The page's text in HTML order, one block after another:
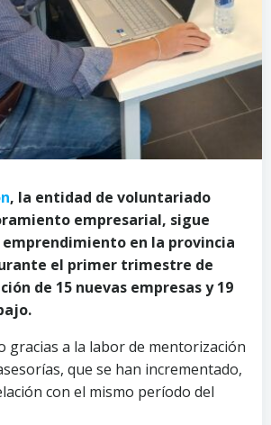
, la entidad de voluntariado
empresarial, sigue
en la provincia
el primer trimestre de
de 15 nuevas empresas y 19
gracias a la labor de mentorización
que se han incrementado,
con el mismo período del